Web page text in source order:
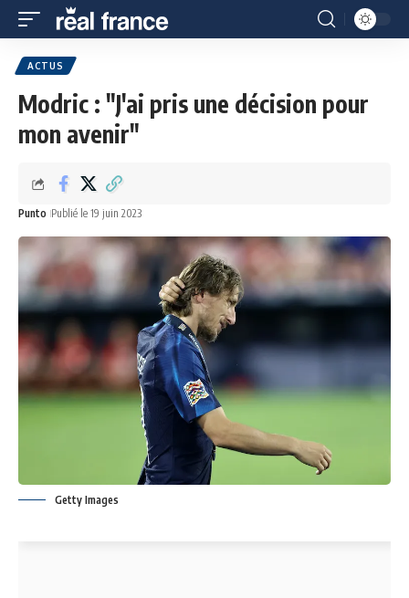
ACTUS
Modric : "J'ai pris une décision pour
mon avenir"
Punto Publié le 19 juin 2023
Getty Images